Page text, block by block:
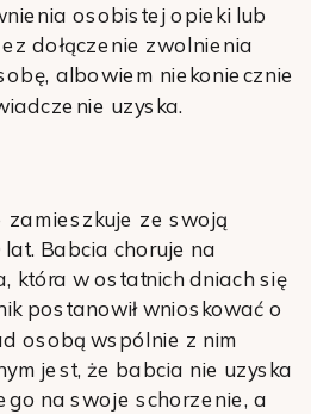
osobistej opieki lub
dołączenie zwolnienia
albowiem niekoniecznie
uzyska.
zamieszkuje ze swoją
Babcia choruje na
która w ostatnich dniach się
postanowił wnioskować o
osobą wspólnie z nim
jest, że babcia nie uzyska
na swoje schorzenie, a